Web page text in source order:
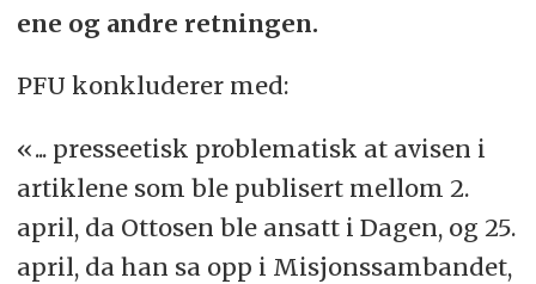
ene og andre retningen.
PFU konkluderer med:
«... presseetisk problematisk at avisen i
artiklene som ble publisert mellom 2.
april, da Ottosen ble ansatt i Dagen, og 25.
april, da han sa opp i Misjonssambandet,